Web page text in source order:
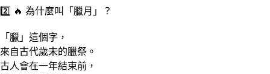
2️⃣ 🔥 為什麼叫「臘月」？
「臘」這個字，
來自古代歲末的臘祭。
古人會在一年結束前，